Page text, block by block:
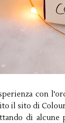
con
il sito di
di alcune